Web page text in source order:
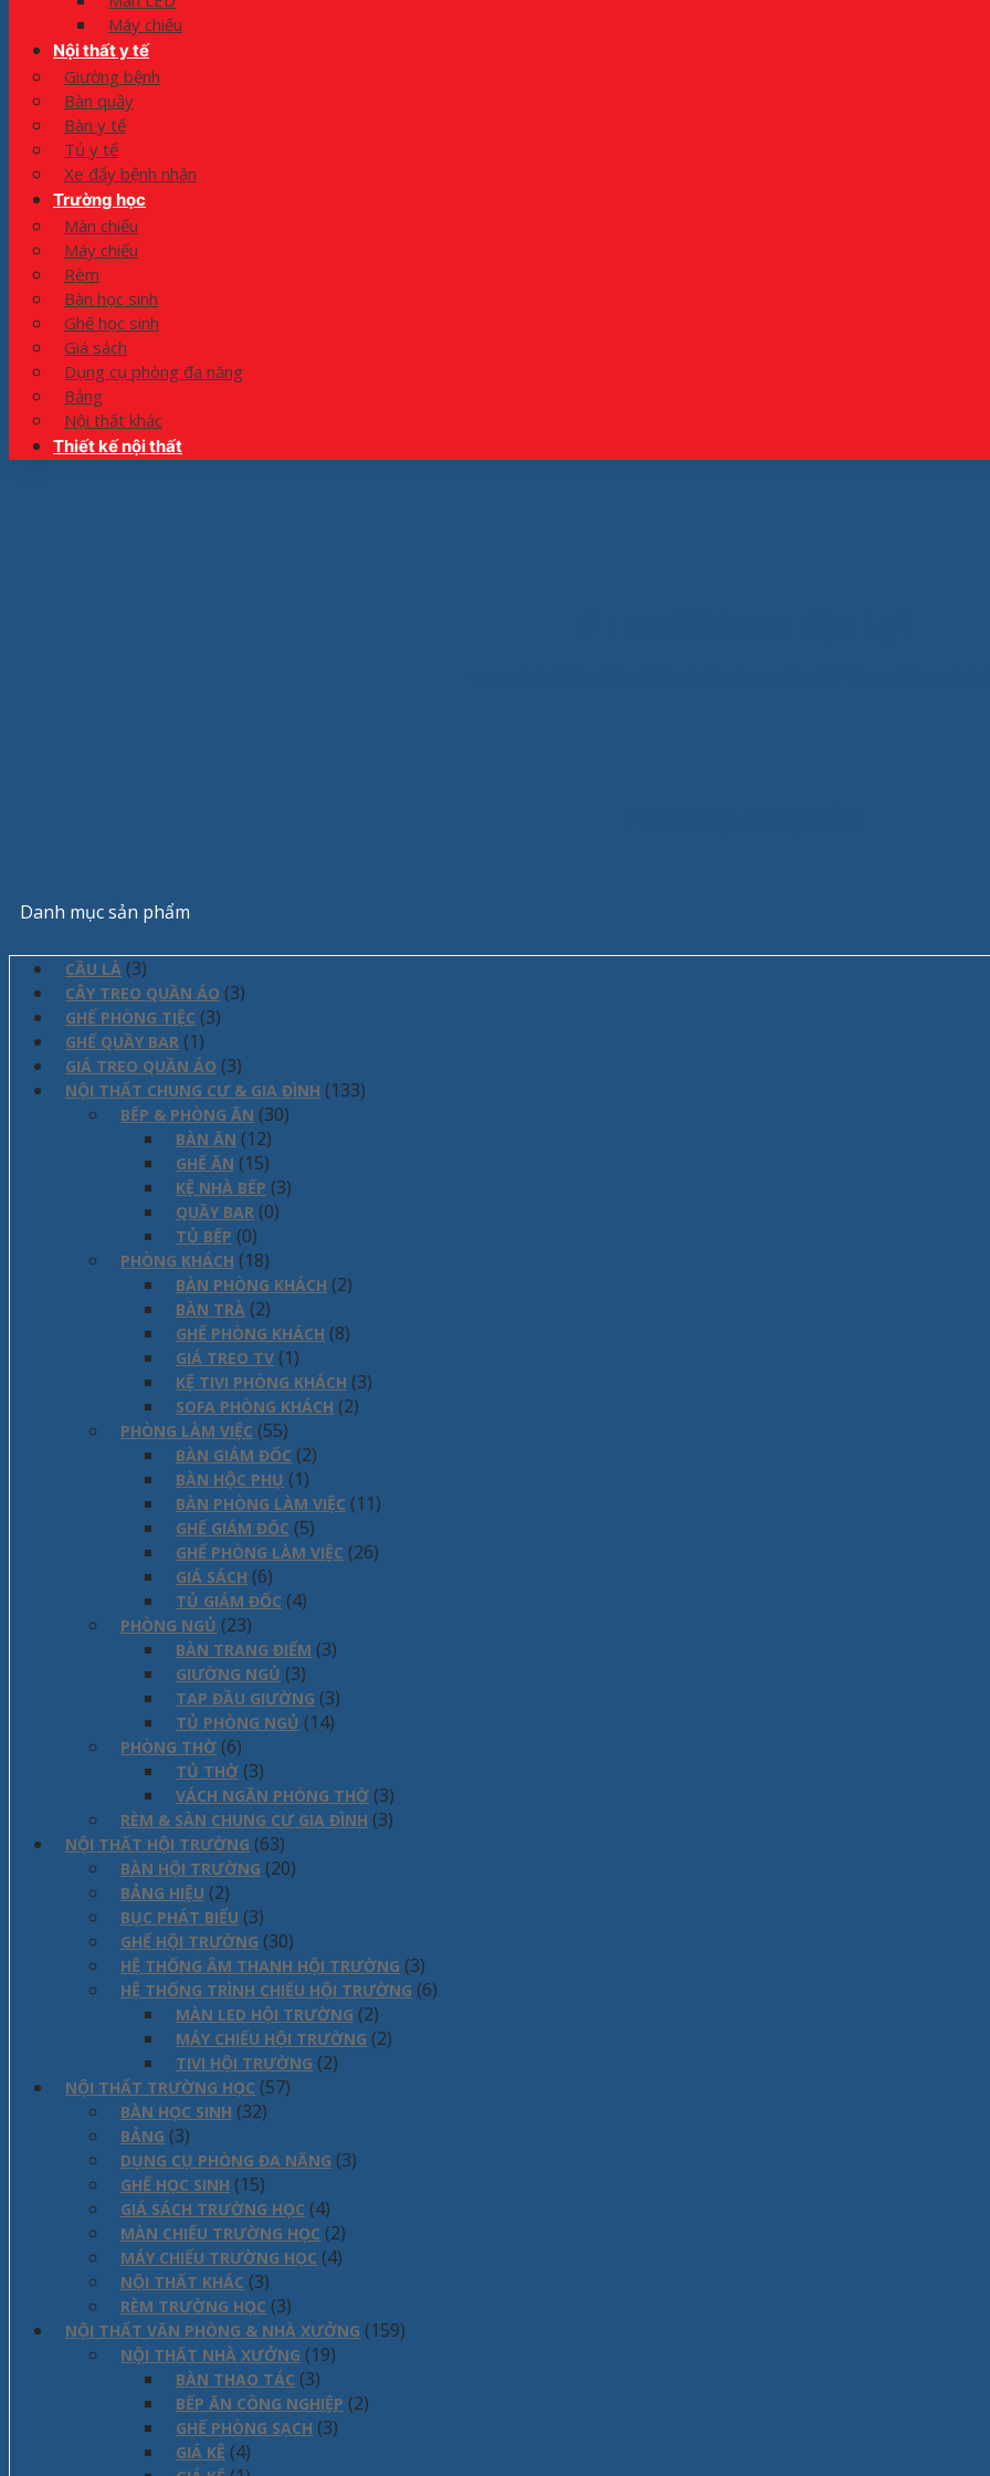
Máy chiếu
Nội thất y tế
Giường bệnh
Bàn quầy
Bàn y tế
Tủ y tế
Xe đẩy bệnh nhân
Trường học
Màn chiếu
Máy chiếu
Rèm
Bàn học sinh
Ghế học sinh
Giá sách
Dụng cụ phòng đa năng
Bảng
Nội thất khác
Thiết kế nội thất
Danh mục sản phẩm
CẦU LÀ (3)
CÂY TREO QUẦN ÁO (3)
GHẾ PHÒNG TIỆC (3)
GHẾ QUẦY BAR (1)
GIÁ TREO QUẦN ÁO (3)
NỘI THẤT CHUNG CƯ & GIA ĐÌNH (133)
BẾP & PHÒNG ĂN (30)
BÀN ĂN (12)
GHẾ ĂN (15)
KỆ NHÀ BẾP (3)
QUẦY BAR (0)
TỦ BẾP (0)
PHÒNG KHÁCH (18)
BÀN PHÒNG KHÁCH (2)
BÀN TRÀ (2)
GHẾ PHÒNG KHÁCH (8)
GIÁ TREO TV (1)
KỆ TIVI PHÒNG KHÁCH (3)
SOFA PHÒNG KHÁCH (2)
PHÒNG LÀM VIỆC (55)
BÀN GIÁM ĐỐC (2)
BÀN HỘC PHỤ (1)
BÀN PHÒNG LÀM VIỆC (11)
GHẾ GIÁM ĐỐC (5)
GHẾ PHÒNG LÀM VIỆC (26)
GIÁ SÁCH (6)
TỦ GIÁM ĐỐC (4)
PHÒNG NGỦ (23)
BÀN TRANG ĐIỂM (3)
GIƯỜNG NGỦ (3)
TAP ĐẦU GIƯỜNG (3)
TỦ PHÒNG NGỦ (14)
PHÒNG THỜ (6)
TỦ THỜ (3)
VÁCH NGĂN PHÒNG THỜ (3)
RÈM & SÀN CHUNG CƯ GIA ĐÌNH (3)
NỘI THẤT HỘI TRƯỜNG (63)
BÀN HỘI TRƯỜNG (20)
BẢNG HIỆU (2)
BỤC PHÁT BIỂU (3)
GHẾ HỘI TRƯỜNG (30)
HỆ THỐNG ÂM THANH HỘI TRƯỜNG (3)
HỆ THỐNG TRÌNH CHIẾU HỘI TRƯỜNG (6)
MÀN LED HỘI TRƯỜNG (2)
MÁY CHIẾU HỘI TRƯỜNG (2)
TIVI HỘI TRƯỜNG (2)
NỘI THẤT TRƯỜNG HỌC (57)
BÀN HỌC SINH (32)
BẢNG (3)
DỤNG CỤ PHÒNG ĐA NĂNG (3)
GHẾ HỌC SINH (15)
GIÁ SÁCH TRƯỜNG HỌC (4)
MÀN CHIẾU TRƯỜNG HỌC (2)
MÁY CHIẾU TRƯỜNG HỌC (4)
NỘI THẤT KHÁC (3)
RÈM TRƯỜNG HỌC (3)
NỘI THẤT VĂN PHÒNG & NHÀ XƯỞNG (159)
NỘI THẤT NHÀ XƯỞNG (19)
BÀN THAO TÁC (3)
BẾP ĂN CÔNG NGHIỆP (2)
GHẾ PHÒNG SẠCH (3)
GIÁ KÊ (4)